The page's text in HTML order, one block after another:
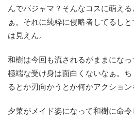
んでパジャマ？そんなコスに萌え
ぁ。それに純粋に侵略者してるし
は見えん。
和樹は今回も流されるがままになっ
極端な受け身は面白くないなぁ。
るとか刃向かうとか何かアクション
夕菜がメイド姿になって和樹に命